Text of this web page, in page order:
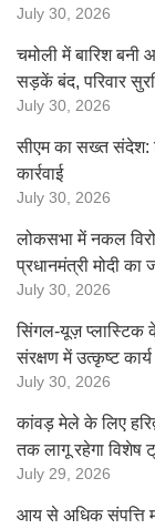
July 30, 2026
चमोली में बारिश
सड़कें बंद, परिवार
July 30, 2026
सीएम का सख्त संदेश:
कार्रवाई
July 30, 2026
लोकसभा में नकल
प्रधानमंत्री मोदी का
July 30, 2026
सिंगल-यूज़ प्लास्टिक
संरक्षण में उत्कृष्ट
July 30, 2026
कांवड़ मेले के लिए
तक लागू रहेगा विशेष
July 29, 2026
आय से अधिक संपत्ति